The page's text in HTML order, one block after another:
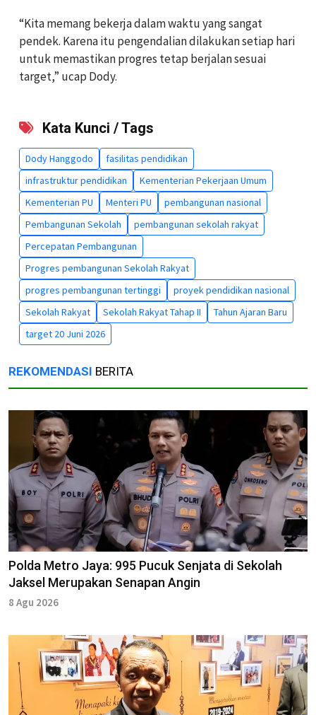
“Kita memang bekerja dalam waktu yang sangat
pendek. Karena itu pengendalian dilakukan setiap hari
untuk memastikan progres tetap berjalan sesuai
target,” ucap Dody.
Kata Kunci / Tags
Dody Hanggodo
fasilitas pendidikan
infrastruktur pendidikan
Kementerian Pekerjaan Umum
Kementerian PU
Menteri PU
pembangunan nasional
Pembangunan Sekolah
pembangunan sekolah rakyat
Percepatan Pembangunan
Progres pembangunan Sekolah Rakyat
progres pembangunan tertinggi
proyek pendidikan nasional
Sekolah Rakyat
Sekolah Rakyat Tahap II
Tahun Ajaran Baru
target 20 Juni 2026
REKOMENDASI BERITA
Polda Metro Jaya: 995 Pucuk Senjata di Sekolah
Jaksel Merupakan Senapan Angin
8 Agu 2026